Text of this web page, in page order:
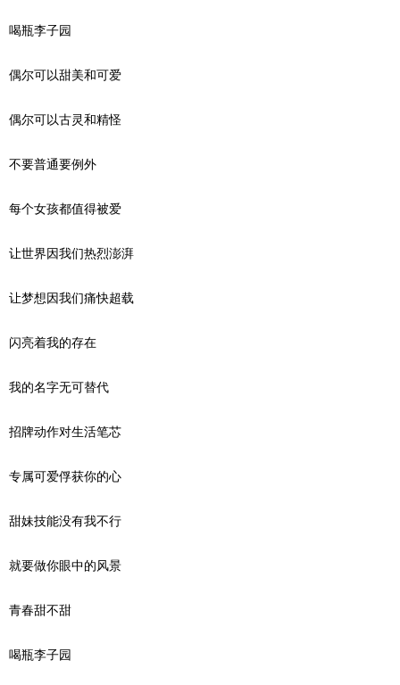
喝瓶李子园
偶尔可以甜美和可爱
偶尔可以古灵和精怪
不要普通要例外
每个女孩都值得被爱
让世界因我们热烈澎湃
让梦想因我们痛快超载
闪亮着我的存在
我的名字无可替代
招牌动作对生活笔芯
专属可爱俘获你的心
甜妹技能没有我不行
就要做你眼中的风景
青春甜不甜
喝瓶李子园